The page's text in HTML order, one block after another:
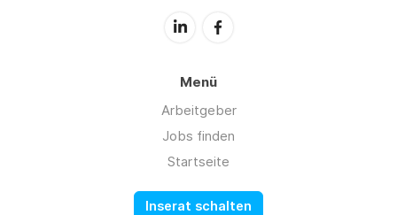
Menü
Arbeitgeber
Jobs finden
Startseite
Inserat schalten